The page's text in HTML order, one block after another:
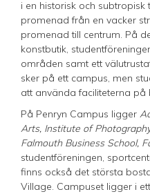
i en historisk och
promenad från en vacker
promenad till centrum. På
konstbutik,
områden samt ett
sker på ett campus, men
att använda faciliteterna på
På Penryn Campus ligger
Arts, Institute of
Falmouth Business School,
studentföreningen,
finns också det största
Village. Campuset ligger i